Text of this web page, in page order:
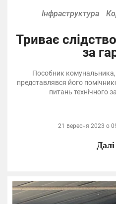
Інфраструктура
Триває
за
Пособник
представлявся його
питань технічного
21 вересня 2023 о
Далі